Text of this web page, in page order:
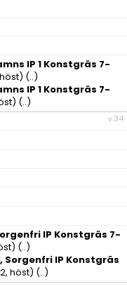
IP 1 Konstgräs 7-
(..)
IP 1 Konstgräs 7-
(..)
v.34
IP Konstgräs 7-
(..)
Sorgenfri IP Konstgräs
höst) (..)